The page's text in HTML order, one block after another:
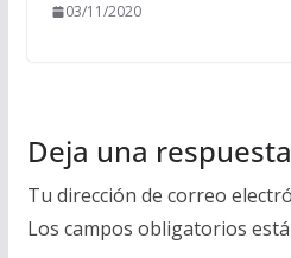
03/11/2020
Deja una respuesta
Tu dirección de correo
Los campos obligatorios